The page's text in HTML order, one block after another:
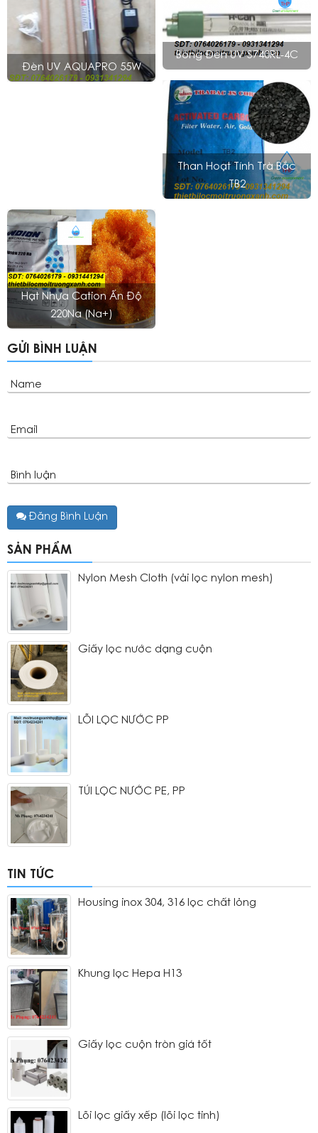
Đèn UV AQUAPRO 55W
Bóng Đèn UV S740RL-4C
Than Hoạt Tính Trà Bắc
TB2
Hạt Nhựa Cation Ấn Độ
220Na (Na+)
GỬI BÌNH LUẬN
Name
Email
Bình luận
Đăng Bình Luận
SẢN PHẨM
Nylon Mesh Cloth (vải lọc nylon mesh)
Giấy lọc nước dạng cuộn
LÕI LỌC NƯỚC PP
TÚI LỌC NƯỚC PE, PP
TIN TỨC
Housing inox 304, 316 lọc chất lỏng
Khung lọc Hepa H13
Giấy lọc cuộn tròn giá tốt
Lõi lọc giấy xếp (lõi lọc tinh)